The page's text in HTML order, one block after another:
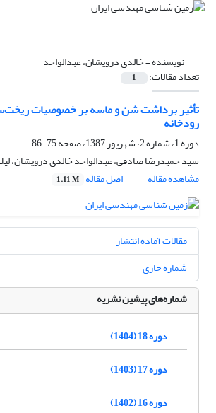
نویسنده =خالدی درویشان، عبدالواحد
تعداد مقالات: 1
تأثیر برداشت شن و ماسه بر خصوصیات
رودخانه
دوره 1، شماره 2، شهریور 1387، صفحه
75-86
سید حمیدرضا صادقی، عبدالواحد خالدی درویشان،
مشاهده مقاله
اصل مقاله 1.11 M
مقالات آماده انتشار
شماره جاری
شماره‌های پیشین نشریه
دوره 18 (1404)
دوره 17 (1403)
دوره 16 (1402)